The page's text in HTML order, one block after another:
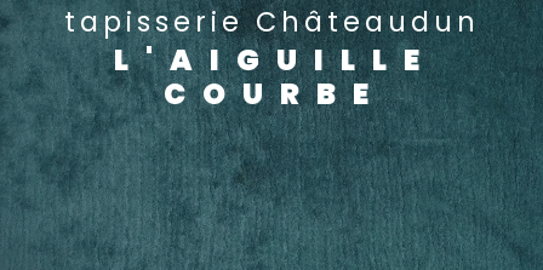
tapisserie Châteaudun
L'AIGUILLE
COURBE